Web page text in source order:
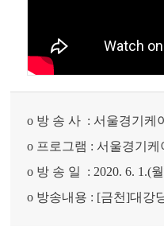
o 방 송 사 : 서울경기케
o 프로그램 : 서울경기케
o 방 송 일 : 2020. 6. 1.(월
o 방송내용 : [금천]대강